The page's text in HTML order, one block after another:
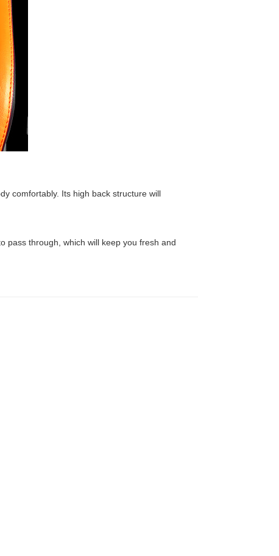
comfortably. Its high back structure will
pass through, which will keep you fresh and